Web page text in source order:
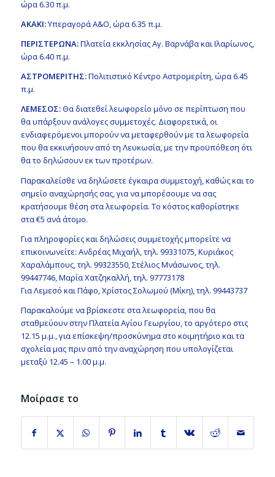
ώρα 6.30 π.μ.
ΑΚΑΚΙ:Υπεραγορά Α&Ο, ώρα 6.35 π.μ.
ΠΕΡΙΣΤΕΡΩΝΑ:Πλατεία εκκλησίας Αγ. Βαρνάβα και Ιλαρίωνος,
ώρα 6.40 π.μ.
ΑΣΤΡΟΜΕΡΙΤΗΣ:Πολιτιστικό Κέντρο Αστρομερίτη, ώρα 6.45
π.μ.
ΛΕΜΕΣΟΣ:Θα διατεθεί λεωφορείο μόνο σε περίπτωση που
θα υπάρξουν ανάλογες συμμετοχές. Διαφορετικά, οι
ενδιαφερόμενοι μπορούν να μεταφερθούν με τα λεωφορεία
που θα εκκινήσουν από τη Λευκωσία, με την προϋπόθεση ότι
θα το δηλώσουν εκ των προτέρων.
Παρακαλείσθε να δηλώσετε έγκαιρα συμμετοχή, καθώς και το
σημείο αναχώρησής σας, για να μπορέσουμε να σας
κρατήσουμε θέση στα λεωφορεία. Το κόστος καθορίστηκε
στα €5 ανά άτομο.
Για πληροφορίες και δηλώσεις συμμετοχής μπορείτε να
επικοινωνείτε: Ανδρέας Μιχαήλ, τηλ. 99331075, Κυριάκος
Χαραλάμπους, τηλ. 99323550, Στέλιος Μνάσωνος, τηλ.
99447746, Μαρία Χατζηκαλλή, τηλ. 97773178
Για Λεμεσό και Πάφο, Χρίστος Σολωμού (Μίκη), τηλ. 99443737
Παρακαλούμε να βρίσκεστε στα λεωφορεία, που θα
σταθμεύουν στην Πλατεία Αγίου Γεωργίου, το αργότερο στις
12.15 μ.μ., για επίσκεψη/προσκύνημα στο κοιμητήριο και τα
σχολεία μας πριν από την αναχώρηση που υπολογίζεται
μεταξύ 12.45 – 1.00 μ.μ.
Μοίρασε το